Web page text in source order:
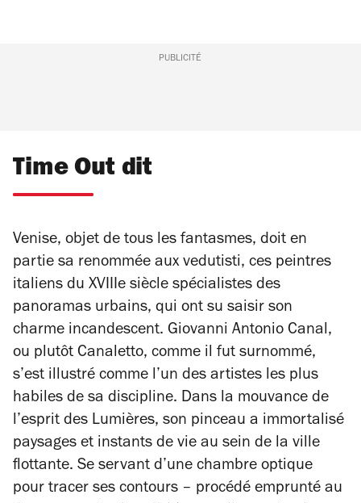
PUBLICITÉ
Time Out dit
Venise, objet de tous les fantasmes, doit en
partie sa renommée aux vedutisti, ces peintres
italiens du XVIIIe siècle spécialistes des
panoramas urbains, qui ont su saisir son
charme incandescent. Giovanni Antonio Canal,
ou plutôt Canaletto, comme il fut surnommé,
s’est illustré comme l’un des artistes les plus
habiles de sa discipline. Dans la mouvance de
l’esprit des Lumières, son pinceau a immortalisé
paysages et instants de vie au sein de la ville
flottante. Se servant d’une chambre optique
pour tracer ses contours – procédé emprunté au